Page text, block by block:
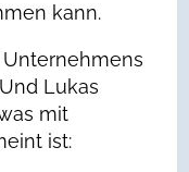
kann.
Lukas
mit
ist: